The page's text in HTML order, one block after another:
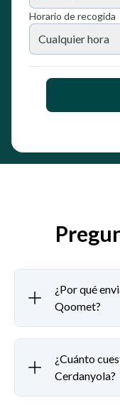
Horario de recogida
Cualquier hora
¿Por qué
Qoomet?
¿Cuánto
Cerdanyola?